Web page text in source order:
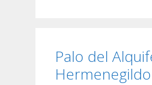
Palo del